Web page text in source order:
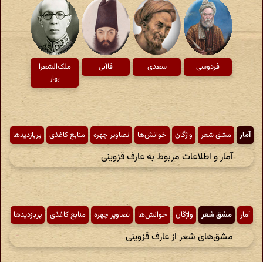
فردوسی سعدی قاآنی
ملک‌الشعرا
بهار
آمار مشق شعر واژگان خوانش‌ها تصاویر چهره منابع کاغذی پربازدیدها
آمار و اطلاعات مربوط به عارف قزوینی
آمار مشق شعر واژگان خوانش‌ها تصاویر چهره منابع کاغذی پربازدیدها
مشق‌های شعر از عارف قزوینی